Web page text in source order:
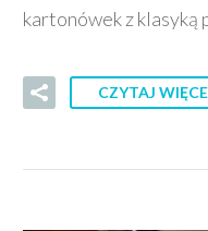
kartonówek z klasyką
CZYTAJ